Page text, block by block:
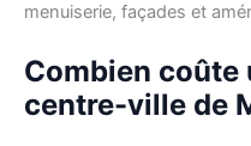
menuiserie, façades et
Combien coûte
centre-ville de